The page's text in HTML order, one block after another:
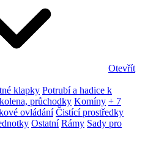
Otevřít
klapky Potrubí a hadice k
průchodky Komíny + 7
ovládání Čistící prostředky
Ostatní Rámy Sady pro